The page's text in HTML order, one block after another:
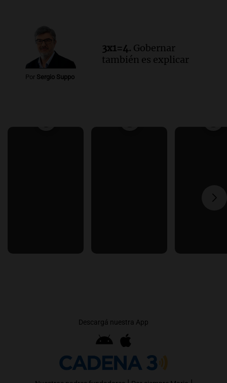
Por Sergio Suppo
3x1=4. Gobernar
también es explicar
Descargá nuestra App